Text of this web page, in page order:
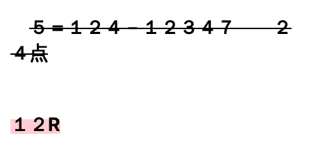
５＝１２４－１２３４７ ２
４点
１２R